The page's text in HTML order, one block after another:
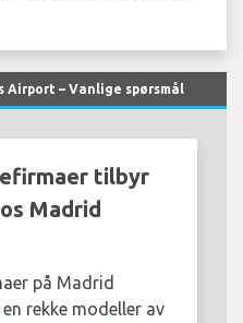
– Vanlige spørsmål
tilbyr
Madrid
på Madrid
rekke modeller av